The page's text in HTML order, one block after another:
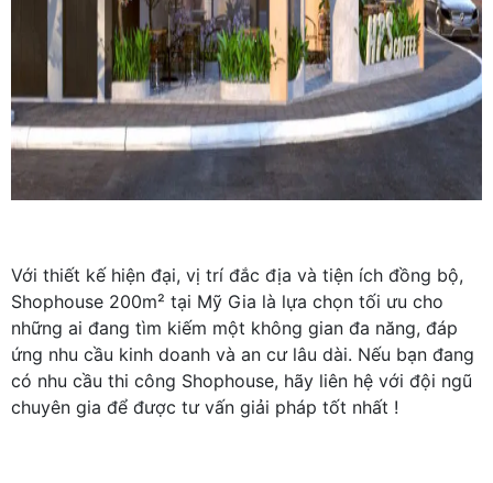
Với thiết kế hiện đại, vị trí đắc địa và tiện ích đồng bộ,
Shophouse 200m² tại Mỹ Gia là lựa chọn tối ưu cho
những ai đang tìm kiếm một không gian đa năng, đáp
ứng nhu cầu kinh doanh và an cư lâu dài. Nếu bạn đang
có nhu cầu thi công Shophouse, hãy liên hệ với đội ngũ
chuyên gia để được tư vấn giải pháp tốt nhất !